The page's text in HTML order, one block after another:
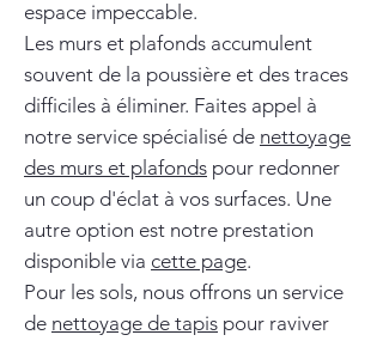
espace impeccable.
Les murs et plafonds accumulent
souvent de la poussière et des traces
difficiles à éliminer. Faites appel à
notre service spécialisé de nettoyage
des murs et plafonds pour redonner
un coup d'éclat à vos surfaces. Une
autre option est notre prestation
disponible via cette page.
Pour les sols, nous offrons un service
de nettoyage de tapis pour raviver